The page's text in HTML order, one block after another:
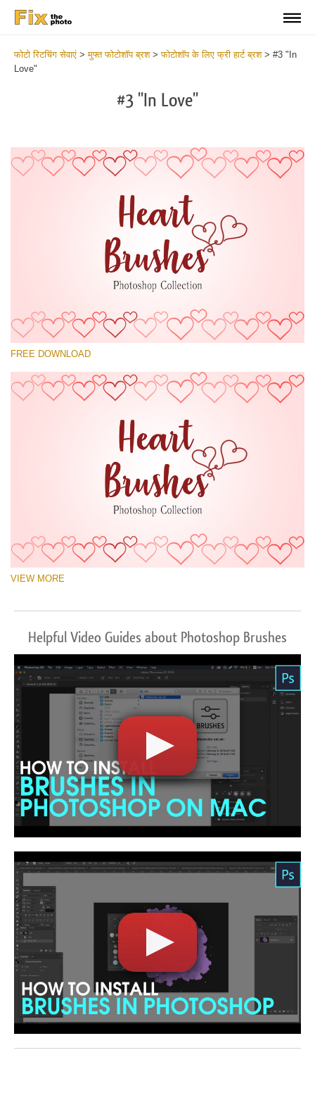
फोटो रिटचिंग सेवाएं >मुफ्त फोटोशॉप ब्रश>फोटोशॉप के लिए फ्री हार्ट ब्रश> #3 "In
Love"
#3 "In Love"
कृपया चुने
Hearts Brushes
मुफ्त डाउनलोड
FREE DOWNLOAD
VIEW MORE
Helpful Video Guides about Photoshop Brushes